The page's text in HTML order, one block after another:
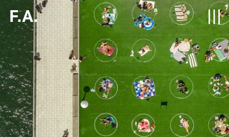
F.A.